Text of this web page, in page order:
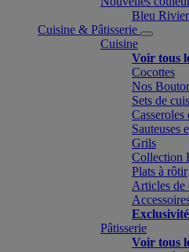
Bleu
Cuisine & Pâtisserie
Cuisine
Voir tous
Cocottes
Nos
Sets de
Casseroles
Sauteuses
Grils
Collection
Plats à rôtir
Articles de
Pâtisserie
Voir tous